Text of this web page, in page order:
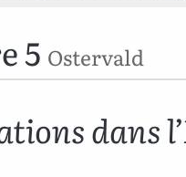
5 Ostervald
dans